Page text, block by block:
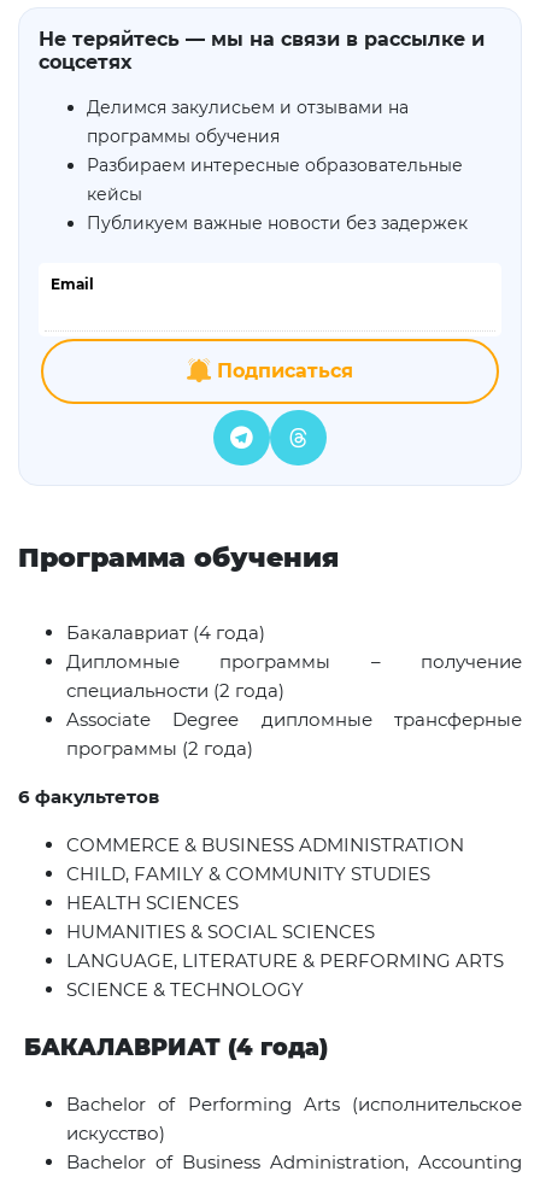
Не теряйтесь — мы на связи в рассылке и
соцсетях
Делимся закулисьем и отзывами на
программы обучения
Разбираем интересные образовательные
кейсы
Публикуем важные новости без задержек
Email
Подписаться
Программа обучения
Бакалавриат (4 года)
Дипломные программы – получение
специальности (2 года)
Associate Degree дипломные трансферные
программы (2 года)
6 факультетов
COMMERCE & BUSINESS ADMINISTRATION
CHILD, FAMILY & COMMUNITY STUDIES
HEALTH SCIENCES
HUMANITIES & SOCIAL SCIENCES
LANGUAGE, LITERATURE & PERFORMING ARTS
SCIENCE & TECHNOLOGY
БАКАЛАВРИАТ (4 года)
Bachelor of Performing Arts(исполнительское
искусство)
Bachelor of Business Administration, Accounting